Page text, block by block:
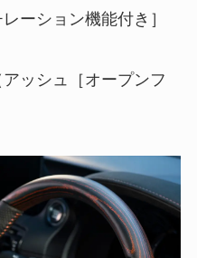
ーション機能付き］
ッシュ［オープンフ